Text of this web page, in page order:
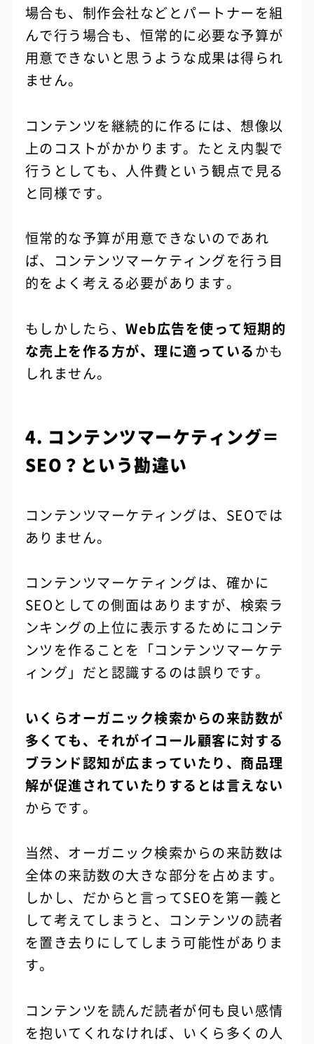
場合も、制作会社などとパートナーを組
んで行う場合も、恒常的に必要な予算が
用意できないと思うような成果は得られ
ません。
コンテンツを継続的に作るには、想像以
上のコストがかかります。たとえ内製で
行うとしても、人件費という観点で見る
と同様です。
恒常的な予算が用意できないのであれ
ば、コンテンツマーケティングを行う目
的をよく考える必要があります。
もしかしたら、Web広告を使って短期的
な売上を作る方が、理に適っているかも
しれません。
4. コンテンツマーケティング＝
SEO？という勘違い
コンテンツマーケティングは、SEOでは
ありません。
コンテンツマーケティングは、確かに
SEOとしての側面はありますが、検索ラ
ンキングの上位に表示するためにコンテ
ンツを作ることを「コンテンツマーケテ
ィング」だと認識するのは誤りです。
いくらオーガニック検索からの来訪数が
多くても、それがイコール顧客に対する
ブランド認知が広まっていたり、商品理
解が促進されていたりするとは言えない
からです。
当然、オーガニック検索からの来訪数は
全体の来訪数の大きな部分を占めます。
しかし、だからと言ってSEOを第一義と
して考えてしまうと、コンテンツの読者
を置き去りにしてしまう可能性がありま
す。
コンテンツを読んだ読者が何も良い感情
を抱いてくれなければ、いくら多くの人